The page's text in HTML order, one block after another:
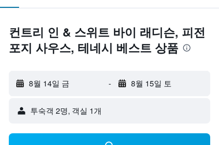
컨트리 인 & 스위트 바이 래디슨, 피전
포지 사우스, 테네시 베스트 상품
8월 14일 금 - 8월 15일 토
​투숙객 2​명, ​객실 1개